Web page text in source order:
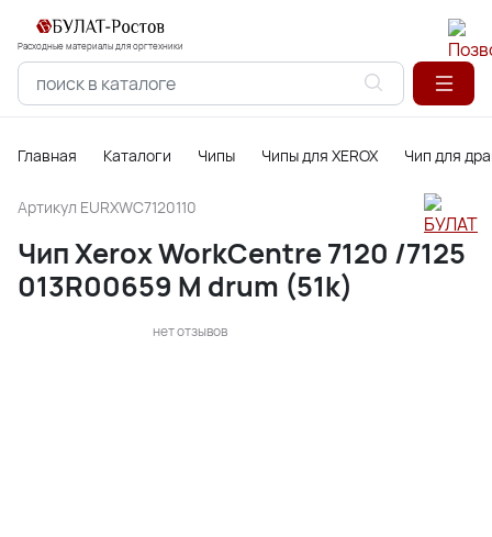
Расходные материалы для оргтехники
Главная Каталоги Чипы Чипы для XEROX Чип для
Артикул EURXWC7120110
Чип Xerox WorkCentre 7120 /7125
013R00659 M drum (51k)
нет отзывов